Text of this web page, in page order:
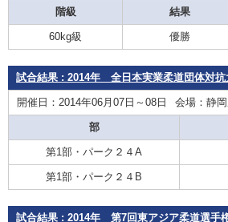
階級 結果
60kg級 優勝
試合結果 : 2014年 全日本実業柔道団体対抗
開催日：2014年06月07日～08日 会場：静
部
第1部・パーク２４A
第1部・パーク２４B
試合結果 : 2014年 第7回東アジア柔道選手